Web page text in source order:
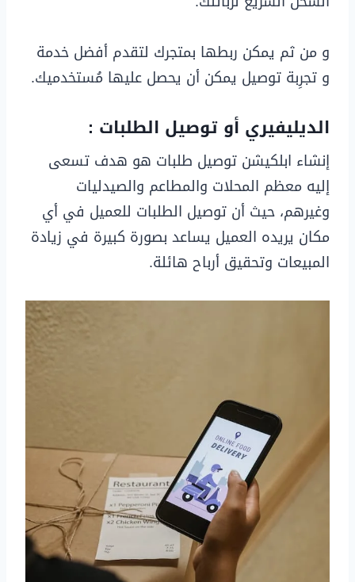
و من ثم يمكن ربطها بمتجرك لتقدم أفضل خدمة
و تجرِبة توصيل يمكن أن يحصل عليها مُستخدميك.
الديليفيري أو توصيل الطلبات :
إنشاء ابلكيشن توصيل طلبات هو هدف تسعى
إليه معظم المحلات والمطاعم والصيدليات
وغيرهم، حيث أن توصيل الطلبات للعميل في أي
مكان يريده العميل يساعد بصورة كبيرة في زيادة
المبيعات وتحقيق أرباح هائلة.